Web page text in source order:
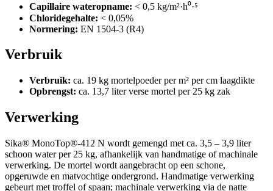
Capillaire wateropname: < 0,5 kg/m²·h⁰·⁵
Chloridegehalte: < 0,05%
Normering: EN 1504-3 (R4)
Verbruik
Verbruik: ca. 19 kg mortelpoeder per m² per cm laagdikte
Opbrengst: ca. 13,7 liter verse mortel per 25 kg zak
Verwerking
Sika® MonoTop®-412 N wordt gemengd met ca. 3,5 – 3,9 liter
schoon water per 25 kg, afhankelijk van handmatige of machinale
verwerking. De mortel wordt aangebracht op een schone,
opgeruwde en matvochtige ondergrond. Handmatige verwerking
gebeurt met troffel of spaan; machinale verwerking via de natte